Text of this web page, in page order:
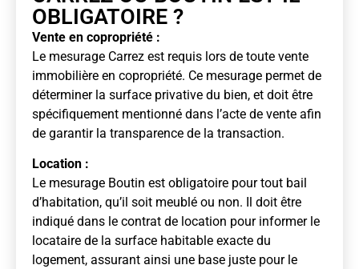
OBLIGATOIRE ?
Vente en copropriété :
Le mesurage Carrez est requis lors de toute vente
immobilière en copropriété. Ce mesurage permet de
déterminer la surface privative du bien, et doit être
spécifiquement mentionné dans l’acte de vente afin
de garantir la transparence de la transaction.
Location :
Le mesurage Boutin est obligatoire pour tout bail
d’habitation, qu’il soit meublé ou non. Il doit être
indiqué dans le contrat de location pour informer le
locataire de la surface habitable exacte du
logement, assurant ainsi une base juste pour le